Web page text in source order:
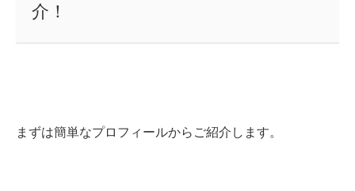
介！
まずは簡単なプロフィールからご紹介します。